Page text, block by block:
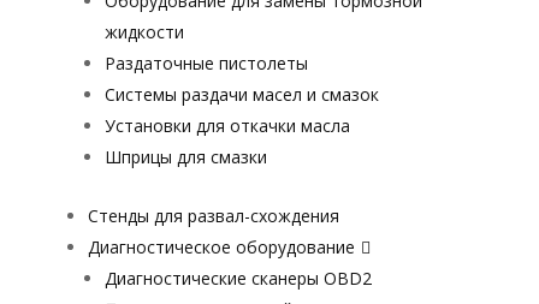
жидкости
Раздаточные пистолеты
Системы раздачи масел и смазок
Установки для откачки масла
Шприцы для смазки
Стенды для развал-схождения
Диагностическое оборудование
Диагностические сканеры OBD2